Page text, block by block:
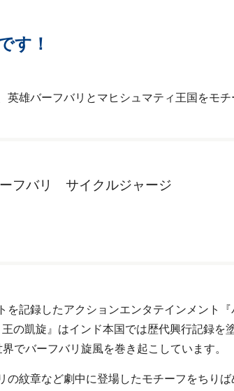
す！
雄バーフバリとマヒシュマティ王国をモチ
ーフバリ サイクルジャージ
を記録したアクションエンタテインメント『
の凱旋』はインド本国では歴代興行記録を
でバーフバリ旋風を巻き起こしています。
紋章など劇中に登場したモチーフをちりば